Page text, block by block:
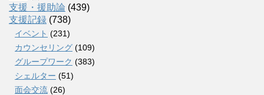
支援・援助論 (439)
支援記録 (738)
イベント (231)
カウンセリング (109)
グループワーク (383)
シェルター (51)
面会交流 (26)